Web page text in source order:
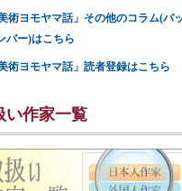
美術ヨモヤマ話」その他のコラム(バ
バー)はこちら
美術ヨモヤマ話」読者登録はこちら
い作家一覧